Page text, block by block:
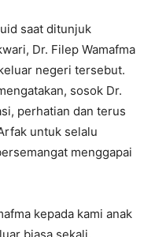
saat ditunjuk
Dr. Filep Wamafma
negeri tersebut.
sosok Dr.
perhatian dan terus
untuk selalu
menggapai
kepada kami anak